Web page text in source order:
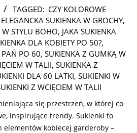
TAGGED: CZY KOLOROWE
ELEGANCKA SUKIENKA W GROCHY,
W STYLU BOHO, JAKA SUKIENKA
DLA KOBIETY PO 50?,
PO 60, SUKIENKA Z GUMKĄ W
W TALII, SUKIENKA Z
DLA 60 LATKI, SUKIENKI W
Z WCIĘCIEM W TALII
się przestrzeń, w której co
inspirujące trendy. Sukienki to
elementów kobiecej garderoby –